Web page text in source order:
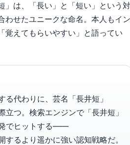
」は、「長い」と「短い」という対
わせたユニークな命名。本人もイン
覚えてもらいやすい」と語ってい
る代わりに、芸名「長井短」
立つ。検索エンジンで「長井短」
でヒットする——
するより遥かに強い認知戦略だ。